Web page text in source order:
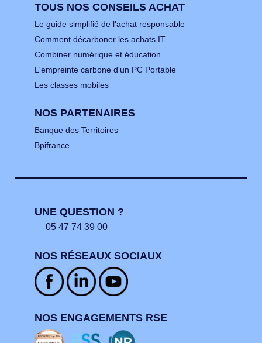
TOUS NOS CONSEILS ACHAT
Le guide simplifié de l'achat responsable
Comment décarboner les achats IT
Combiner numérique et éducation
L'empreinte carbone d'un PC Portable
Les classes mobiles
NOS PARTENAIRES
Banque des Territoires
Bpifrance
UNE QUESTION ?
05 47 74 39 00
NOS RÉSEAUX SOCIAUX
NOS ENGAGEMENTS RSE